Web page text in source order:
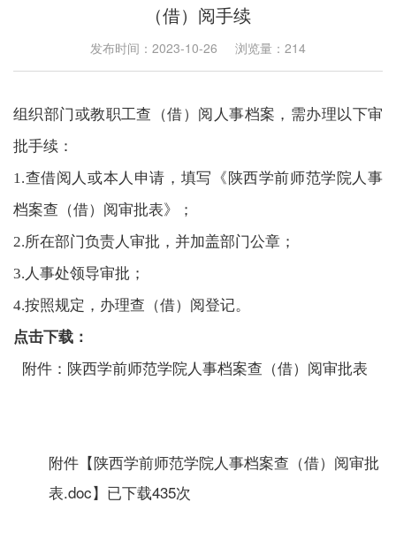
（借）阅手续
发布时间：2023-10-26 浏览量： 214
组织部门或教职工查（借）阅人事档案，需办理以下审
批手续：
1.查借阅人或本人申请，填写《陕西学前师范学院人事
档案查（借）阅审批表》；
2.所在部门负责人审批，并加盖部门公章；
3. 人事处领导审批；
4.按照规定，办理查（借）阅登记。
点击下载：
附件：陕西学前师范学院人事档案查（借）阅审批表
附件【陕西学前师范学院人事档案查（借）阅审批
表.doc】已下载435次